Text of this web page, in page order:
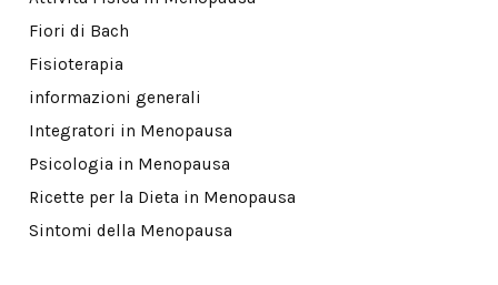
Fiori di Bach
Fisioterapia
informazioni generali
Integratori in Menopausa
Psicologia in Menopausa
Ricette per la Dieta in Menopausa
Sintomi della Menopausa